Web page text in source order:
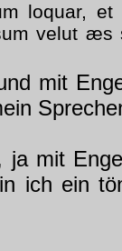
loquar, et
velut æs
mit
mit
ich ein